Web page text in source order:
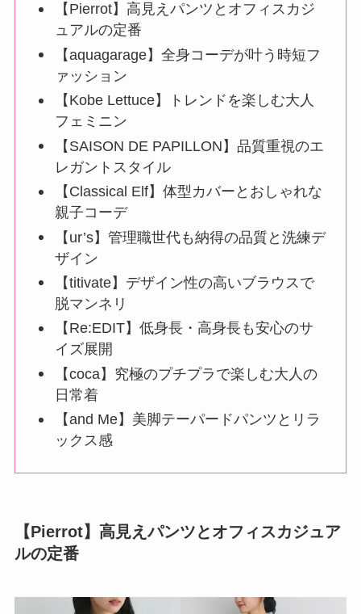
【Pierrot】高見えパンツとオフィスカジ
ュアルの定番
【aquagarage】全身コーデが叶う時短フ
ァッション
【Kobe Lettuce】トレンドを楽しむ大人
フェミニン
【SAISON DE PAPILLON】品質重視のエ
レガントスタイル
【Classical Elf】体型カバーとおしゃれな
親子コーデ
【ur’s】管理職世代も納得の品質と洗練デ
ザイン
【titivate】デザイン性の高いブラウスで
脱マンネリ
【Re:EDIT】低身長・高身長も安心のサ
イズ展開
【coca】究極のプチプラで楽しむ大人の
日常着
【and Me】美脚テーパードパンツとリラ
ックス感
【Pierrot】高見えパンツとオフィスカジュア
ルの定番